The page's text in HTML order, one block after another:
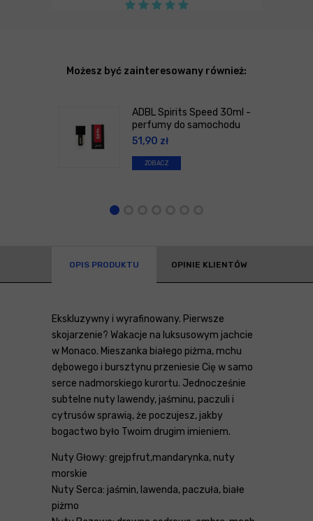
Możesz być zainteresowany również:
ADBL Spirits Speed 30ml -
perfumy do samochodu
51,90 zł
ZOBACZ
OPIS PRODUKTU OPINIE KLIENTÓW
Ekskluzywny i wyrafinowany. Pierwsze
skojarzenie? Wakacje na luksusowym jachcie
w Monaco. Mieszanka białego piżma, mchu
dębowego i bursztynu przeniesie Cię w samo
serce nadmorskiego kurortu. Jednocześnie
subtelne nuty lawendy, jaśminu, paczuli i
cytrusów sprawią, że poczujesz, jakby
bogactwo było Twoim drugim imieniem.
Nuty Głowy: grejpfrut,mandarynka, nuty
morskie
Nuty Serca: jaśmin, lawenda, paczuła, białe
piżmo